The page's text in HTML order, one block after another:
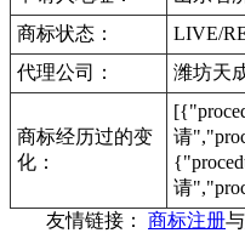
商标状态：
LIVE/
代理公司：
潍坊天
商标经历过的变
化：
请
请
友情链接： 商标注册与